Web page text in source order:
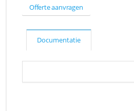
Offerte aanvragen
Documentatie